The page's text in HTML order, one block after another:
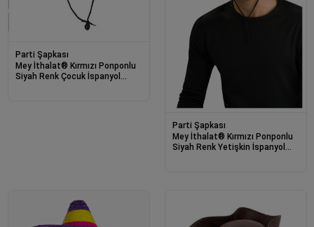
Parti Şapkası
Mey İthalat® Kırmızı Ponponlu
Siyah Renk Çocuk İspanyol
Parti Şapkası
Mey İthalat® Kırmızı Ponponlu
Siyah Renk Yetişkin İspanyol